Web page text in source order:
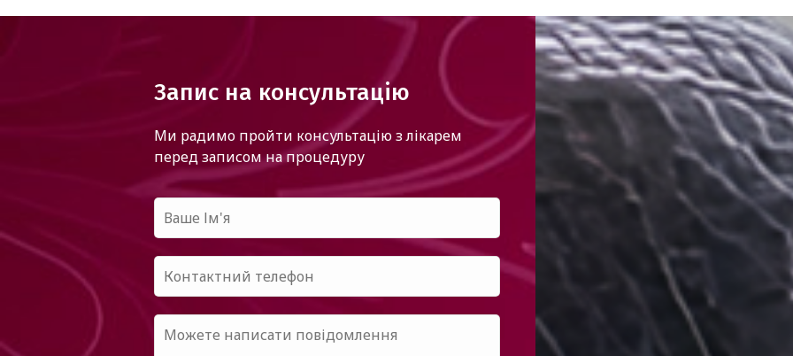
Запис на консультацію
Ми радимо пройти консультацію з лікарем
перед записом на процедуру